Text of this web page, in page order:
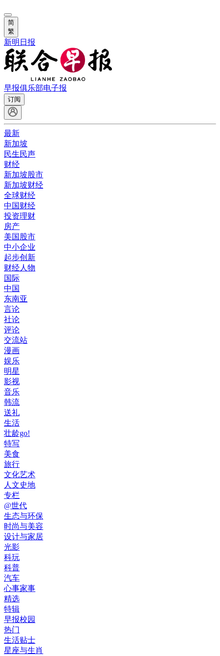
简
繁
新明日报
早报俱乐部电子报
订阅
最新
新加坡
民生民声
财经
新加坡股市
新加坡财经
全球财经
中国财经
投资理财
房产
美国股市
中小企业
起步创新
财经人物
国际
中国
东南亚
言论
社论
评论
交流站
漫画
娱乐
明星
影视
音乐
韩流
送礼
生活
壮龄go!
特写
美食
旅行
文化艺术
人文史地
专栏
@世代
生态与环保
时尚与美容
设计与家居
光影
科玩
科普
汽车
心事家事
精选
特辑
早报校园
热门
生活贴士
星座与生肖